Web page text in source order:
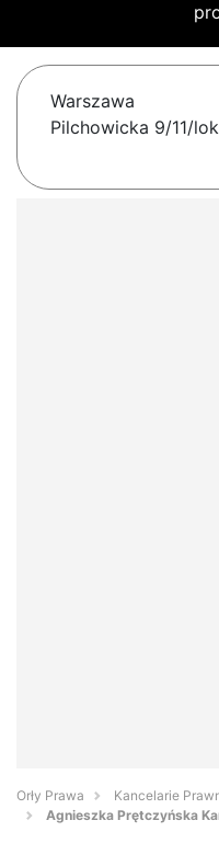
Warszawa
Pilchowicka 9/11/
Orły Prawa
Kancelarie
Agnieszka Prętczyńska